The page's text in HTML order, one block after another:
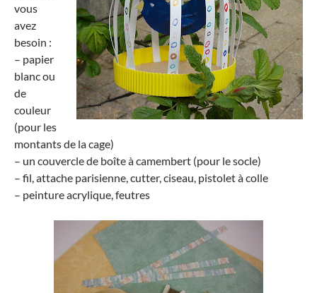
vous
avez
besoin :
– papier
blanc ou
de
couleur
(pour les
montants de la cage)
– un couvercle de boîte à camembert (pour le socle)
– fil, attache parisienne, cutter, ciseau, pistolet à colle
– peinture acrylique, feutres